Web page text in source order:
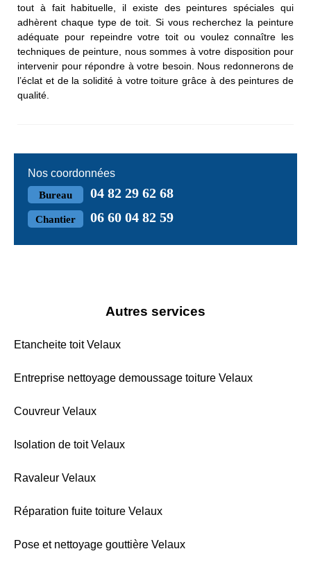
tout à fait habituelle, il existe des peintures spéciales qui
adhèrent chaque type de toit. Si vous recherchez la peinture
adéquate pour repeindre votre toit ou voulez connaître les
techniques de peinture, nous sommes à votre disposition pour
intervenir pour répondre à votre besoin. Nous redonnerons de
l’éclat et de la solidité à votre toiture grâce à des peintures de
qualité.
Nos coordonnées
Bureau 04 82 29 62 68
Chantier 06 60 04 82 59
Autres services
Etancheite toit Velaux
Entreprise nettoyage demoussage toiture Velaux
Couvreur Velaux
Isolation de toit Velaux
Ravaleur Velaux
Réparation fuite toiture Velaux
Pose et nettoyage gouttière Velaux